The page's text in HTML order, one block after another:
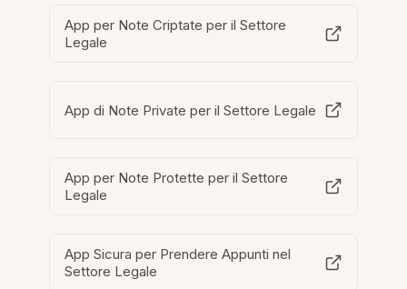
App per Note Criptate per il Settore
Legale
App di Note Private per il Settore Legale
App per Note Protette per il Settore
Legale
App Sicura per Prendere Appunti nel
Settore Legale